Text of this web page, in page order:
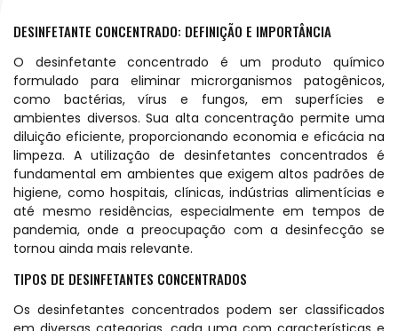
DESINFETANTE CONCENTRADO: DEFINIÇÃO E IMPORTÂNCIA
O desinfetante concentrado é um produto químico
formulado para eliminar microrganismos patogênicos,
como bactérias, vírus e fungos, em superfícies e
ambientes diversos. Sua alta concentração permite uma
diluição eficiente, proporcionando economia e eficácia na
limpeza. A utilização de desinfetantes concentrados é
fundamental em ambientes que exigem altos padrões de
higiene, como hospitais, clínicas, indústrias alimentícias e
até mesmo residências, especialmente em tempos de
pandemia, onde a preocupação com a desinfecção se
tornou ainda mais relevante.
TIPOS DE DESINFETANTES CONCENTRADOS
Os desinfetantes concentrados podem ser classificados